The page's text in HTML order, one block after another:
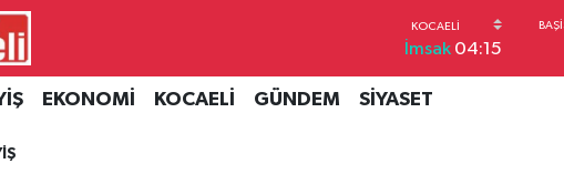
İmsak 04:15
EKONOMİ KOCAELİ GÜNDEM SİYASET